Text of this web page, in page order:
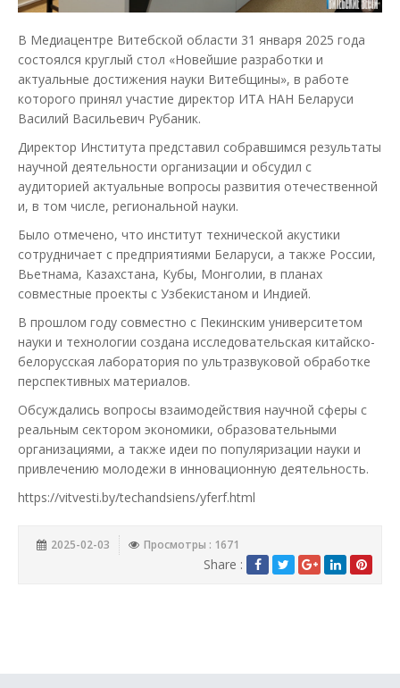
В Медиацентре Витебской области 31 января 2025 года
состоялся круглый стол «Новейшие разработки и
актуальные достижения науки Витебщины», в работе
которого принял участие директор ИТА НАН Беларуси
Василий Васильевич Рубаник.
Директор Института представил собравшимся результаты
научной деятельности организации и обсудил с
аудиторией актуальные вопросы развития отечественной
и, в том числе, региональной науки.
Было отмечено, что институт технической акустики
сотрудничает с предприятиями Беларуси, а также России,
Вьетнама, Казахстана, Кубы, Монголии, в планах
совместные проекты с Узбекистаном и Индией.
В прошлом году совместно с Пекинским университетом
науки и технологии создана исследовательская китайско-
белорусская лаборатория по ультразвуковой обработке
перспективных материалов.
Обсуждались вопросы взаимодействия научной сферы с
реальным сектором экономики, образовательными
организациями, а также идеи по популяризации науки и
привлечению молодежи в инновационную деятельность.
https://vitvesti.by/techandsiens/yferf.html
2025-02-03 Просмотры : 1671
Share :